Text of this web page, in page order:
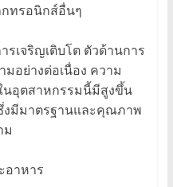
ทรอนิกส์อื่นๆ
เจริญเติบโต ตัวด้านการ
มอย่างต่อเนื่อง ความ
นอุตสาหกรรมนี้มีสูงขึ้น
งมีมาตรฐานและคุณภาพ
ม
อาหาร